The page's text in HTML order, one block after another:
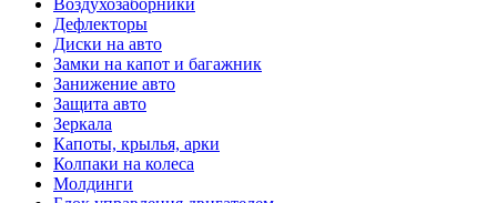
Воздухозаборники
Дефлекторы
Диски на авто
Замки на капот и багажник
Занижение авто
Защита авто
Зеркала
Капоты, крылья, арки
Колпаки на колеса
Молдинги